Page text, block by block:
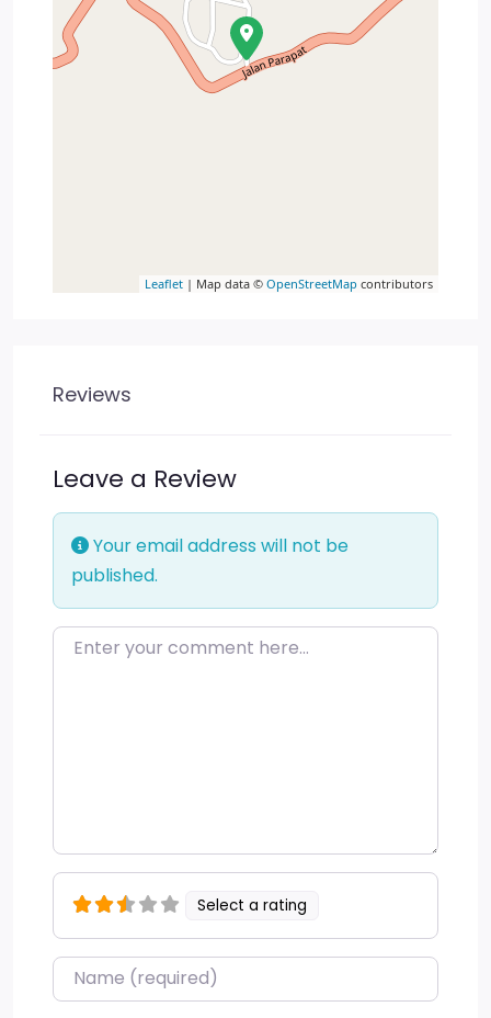
Leaflet | Map data © OpenStreetMap contributors
Reviews
Leave a Review
Your email address will not be
published.
Enter your comment here…
Select a rating
Name*